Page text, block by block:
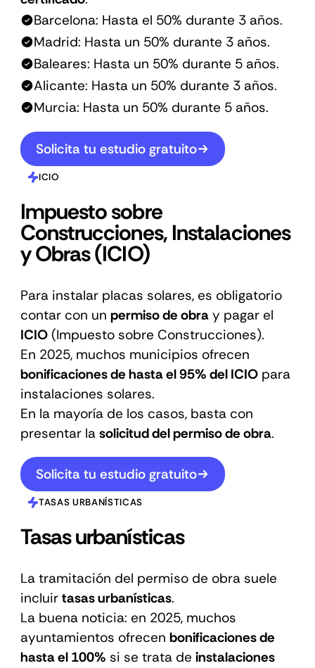
Barcelona: Hasta el 50% durante 3 años.
Madrid: Hasta un 50% durante 3 años.
Baleares: Hasta un 50% durante 5 años.
Alicante: Hasta un 50% durante 3 años.
Murcia: Hasta un 50% durante 5 años.
Solicita tu estudio gratuito
ICIO
Impuesto sobre
Construcciones, Instalaciones
y Obras (ICIO)
Para instalar placas solares, es obligatorio
contar con un permiso de obray pagar el
ICIO(Impuesto sobre Construcciones).
En 2025, muchos municipios ofrecen
bonificaciones de hasta el 95% del ICIOpara
instalaciones solares.
En la mayoría de los casos, basta con
presentar la solicitud del permiso de obra.
Solicita tu estudio gratuito
TASAS URBANÍSTICAS
Tasas urbanísticas
La tramitación del permiso de obra suele
incluir tasas urbanísticas.
La buena noticia: en 2025, muchos
ayuntamientos ofrecen bonificaciones de
hasta el 100% si se trata de instalaciones